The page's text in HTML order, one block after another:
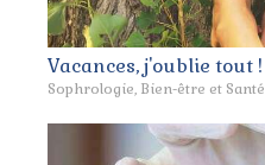
Vacances, j'oublie tout !
Sophrologie, Bien-être et Santé